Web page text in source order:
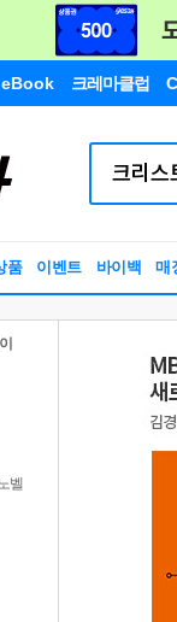
eBook 크레마클럽
품 이벤트 바이백 매
벨